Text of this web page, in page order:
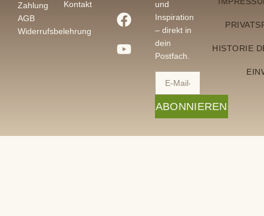
Zahlung
AGB
Widerrufsbelehrung
Kontakt
und
Inspiration
– direkt in
dein
Postfach.
ABONNIEREN
HISTORIE